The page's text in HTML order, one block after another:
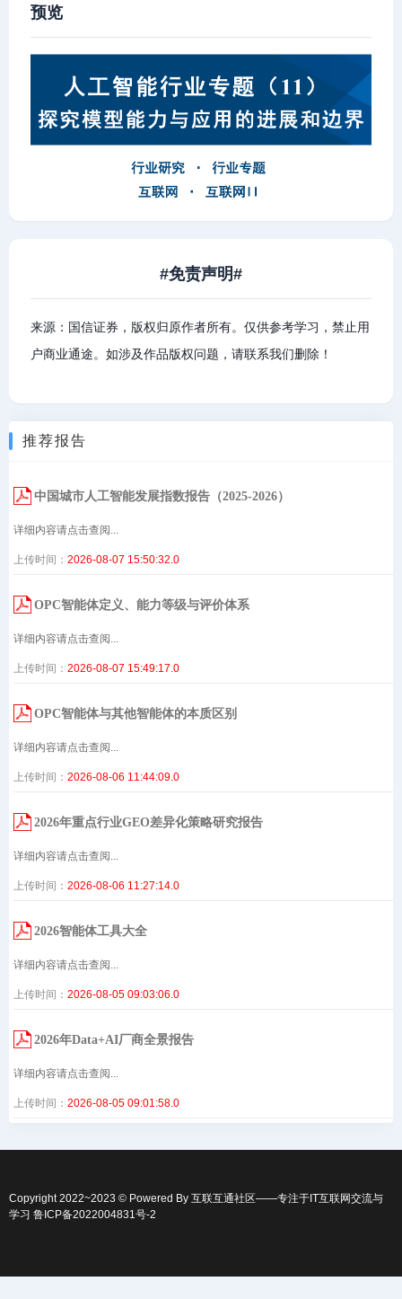
预览
#免责声明#
来源：国信证券，版权归原作者所有。仅供参考学习，禁止用
户商业通途。如涉及作品版权问题，请联系我们删除！
推荐报告
中国城市人工智能发展指数报告（2025-2026）
详细内容请点击查阅...
上传时间： 2026-08-07 15:50:32.0
OPC智能体定义、能力等级与评价体系
详细内容请点击查阅...
上传时间： 2026-08-07 15:49:17.0
OPC智能体与其他智能体的本质区别
详细内容请点击查阅...
上传时间： 2026-08-06 11:44:09.0
2026年重点行业GEO差异化策略研究报告
详细内容请点击查阅...
上传时间： 2026-08-06 11:27:14.0
2026智能体工具大全
详细内容请点击查阅...
上传时间： 2026-08-05 09:03:06.0
2026年Data+AI厂商全景报告
详细内容请点击查阅...
上传时间： 2026-08-05 09:01:58.0
Copyright 2022~2023 © Powered By 互联互通社区——专注于IT互联网交流与
学习 鲁ICP备2022004831号-2